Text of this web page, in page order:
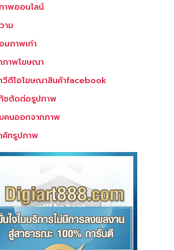
าพออนไลน์
าม
มภาพเก่า
ภาพโฆษณา
วีดีโอโฆษณาสินค้าfacebook
ชตัดต่อรูปภาพ
คนออกจากภาพ
คัทรูปภาพ